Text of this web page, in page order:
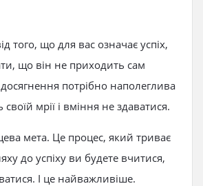
того, що для вас означає успіх,
що він не приходить сам
потрібно наполеглива
своїй мрії і вміння не здаватися.
мета. Це процес, який триває
до успіху ви будете вчитися,
І це найважливіше.